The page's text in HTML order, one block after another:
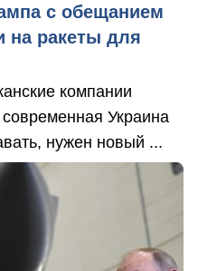
с обещанием
на ракеты для
компании
Украина
нужен новый ...